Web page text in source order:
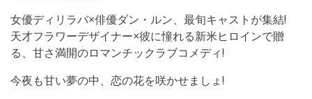
女優ディリラバ×俳優ダン・ルン、最旬キャストが集結!
天才フラワーデザイナー×彼に憧れる新米ヒロインで贈
る、甘さ満開のロマンチックラブコメディ!
今夜も甘い夢の中、恋の花を咲かせましょ!